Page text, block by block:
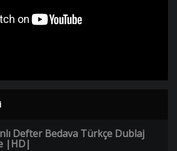
Defter Bedava Türkçe Dublaj
|HD|